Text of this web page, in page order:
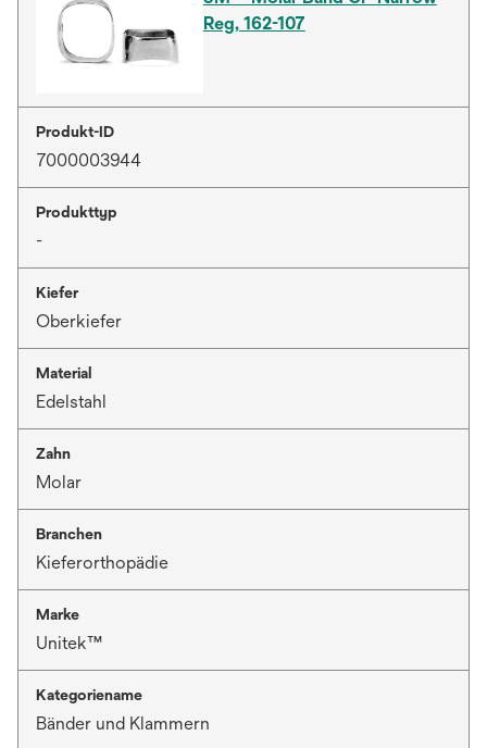
Reg, 162-107
Produkt-ID
7000003944
Produkttyp
-
Kiefer
Oberkiefer
Material
Edelstahl
Zahn
Molar
Branchen
Kieferorthopädie
Marke
Unitek™
Kategoriename
Bänder und Klammern